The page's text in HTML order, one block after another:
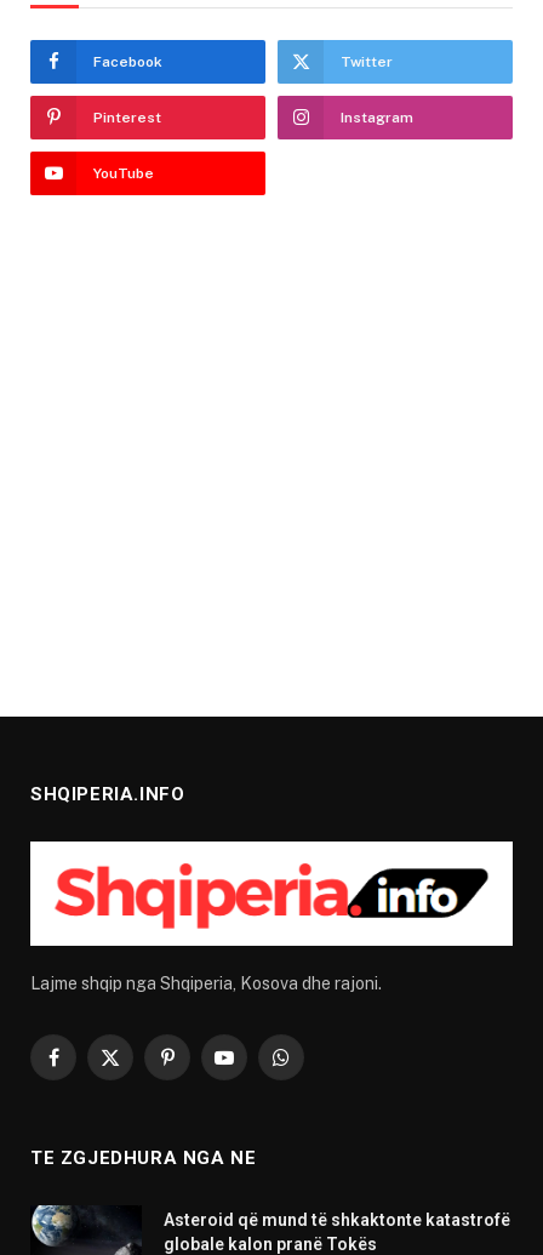
Facebook Twitter
Pinterest Instagram
YouTube
SHQIPERIA.INFO
Lajme shqip nga Shqiperia, Kosova dhe rajoni.
Facebook
X
PinterestYouTubeWhatsApp
TE ZGJEDHURA NGA NE
Asteroid që mund të shkaktonte katastrofë
globale kalon pranë Tokës